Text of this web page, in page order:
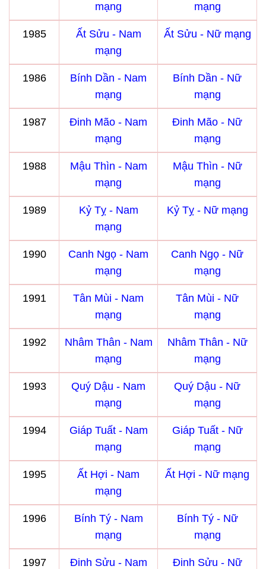
mạng
mạng
1985
Ất Sửu - Nam
mạng
Ất Sửu - Nữ mạng
1986
Bính Dần - Nam
mạng
Bính Dần - Nữ
mạng
1987
Đinh Mão - Nam
mạng
Đinh Mão - Nữ
mạng
1988
Mậu Thìn - Nam
mạng
Mậu Thìn - Nữ
mạng
1989
Kỷ Tỵ - Nam
mạng
Kỷ Tỵ - Nữ mạng
1990
Canh Ngọ - Nam
mạng
Canh Ngọ - Nữ
mạng
1991
Tân Mùi - Nam
mạng
Tân Mùi - Nữ
mạng
1992
Nhâm Thân - Nam
mạng
Nhâm Thân - Nữ
mạng
1993
Quý Dậu - Nam
mạng
Quý Dậu - Nữ
mạng
1994
Giáp Tuất - Nam
mạng
Giáp Tuất - Nữ
mạng
1995
Ất Hợi - Nam
mạng
Ất Hợi - Nữ mạng
1996
Bính Tý - Nam
mạng
Bính Tý - Nữ
mạng
1997
Đinh Sửu - Nam
Đinh Sửu - Nữ